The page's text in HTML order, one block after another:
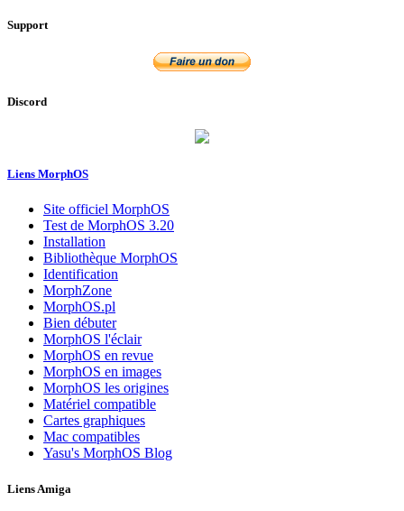
Support
Discord
Liens MorphOS
Site officiel MorphOS
Test de MorphOS 3.20
Installation
Bibliothèque MorphOS
Identification
MorphZone
MorphOS.pl
Bien débuter
MorphOS l'éclair
MorphOS en revue
MorphOS en images
MorphOS les origines
Matériel compatible
Cartes graphiques
Mac compatibles
Yasu's MorphOS Blog
Liens Amiga